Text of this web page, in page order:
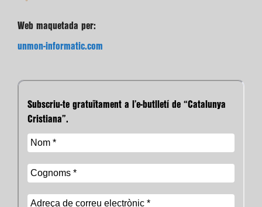
Web maquetada per:
unmon-informatic.com
Subscriu-te gratuïtament a l’e-butlletí de “Catalunya
Cristiana”.